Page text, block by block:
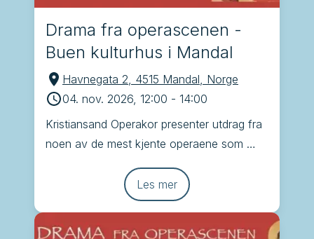
Drama fra operascenen -
Buen kulturhus i Mandal
Havnegata 2, 4515 Mandal, Norge
04. nov. 2026, 12:00 - 14:00
Kristiansand Operakor presenter utdrag fra
noen av de mest kjente operaene som
Les mer